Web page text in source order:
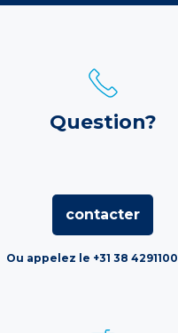
Question?
contacter
Ou appelez le +31 38 4291100